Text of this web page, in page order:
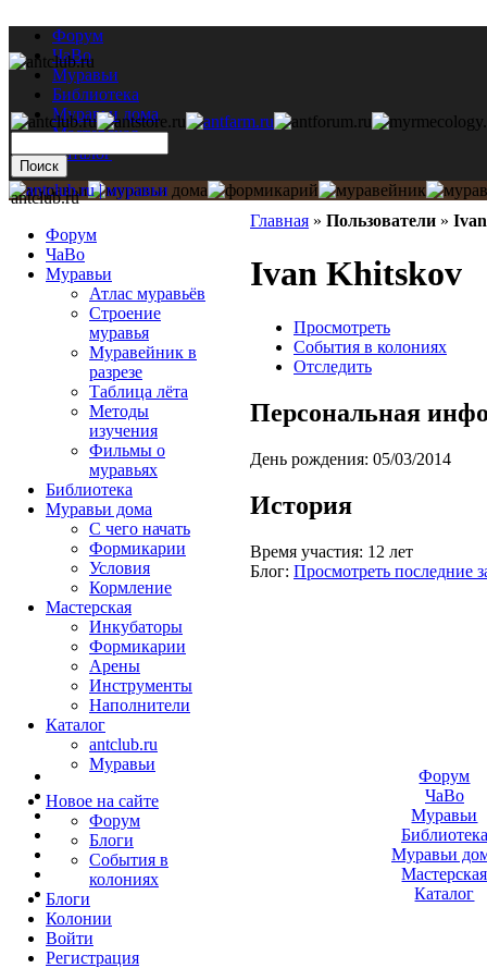
Форум
ЧаВо
Муравьи
Библиотека
Муравьи дома
Мастерская
Каталог
Главная » Пользователи »
Ivan Khitskov
Просмотреть
События в колониях
Отследить
Персональная
День рождения: 05/03/2014
История
Время участия: 12 лет
Блог: Просмотреть последние
antclub.ru
Форум
ЧаВо
Муравьи
Атлас муравьёв
Строение
муравья
Муравейник в
разрезе
Таблица лёта
Методы
изучения
Фильмы о
муравьях
Библиотека
Муравьи дома
С чего начать
Формикарии
Условия
Кормление
Мастерская
Инкубаторы
Формикарии
Арены
Инструменты
Наполнители
Каталог
antclub.ru
Муравьи
Новое на сайте
Форум
Блоги
События в
колониях
Блоги
Колонии
Войти
Peгиcтpaция
Форум
ЧаВо
Муравьи
Библиотека
Муравьи
Мастерская
Каталог